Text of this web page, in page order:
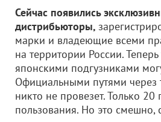
Сейчас появились
дистрибьюторы,
марки и владеющие всеми
на территории России. Теперь
японскими подгузниками
Официальными путями
никто не провезет. Только
пользования. Но это